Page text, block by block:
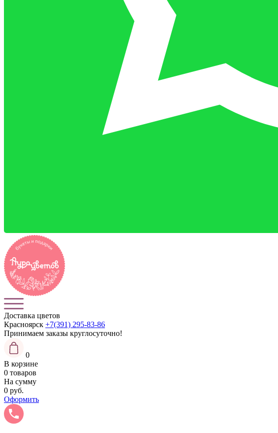
Доставка цветов
Красноярск +7(391) 295-83-86
Принимаем заказы круглосуточно!
0
В корзине
0 товаров
На сумму
0 руб.
Оформить